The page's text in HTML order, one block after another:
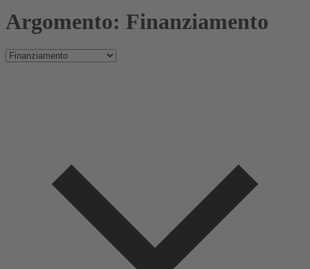
Argomento: Finanziamento